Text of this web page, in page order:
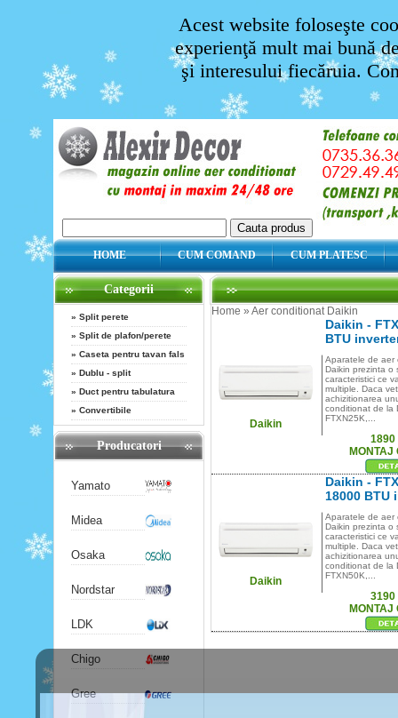
Acest website foloseşte
experienţă mult mai bună
şi interesului fiecăruia.
HOME CUM COMAND CUM PLATESC
Categorii
» Split perete
» Split de plafon/perete
» Caseta pentru tavan fals
» Dublu - split
» Duct pentru tabulatura
» Convertibile
Producatori
Yamato
Midea
Osaka
Nordstar
LDK
Chigo
Gree
Home » Aer conditionat Daikin
Daikin
Daikin -
BTU
Aparatele de aer
Daikin prezinta o
caracteristici ce
multiple. Daca
achizitionarea
conditionat de la
FTXN25K,...
1890
MONTAJ
Daikin
Daikin -
18000 BTU
Aparatele de aer
Daikin prezinta o
caracteristici ce
multiple. Daca
achizitionarea
conditionat de la
FTXN50K,...
3190
MONTAJ